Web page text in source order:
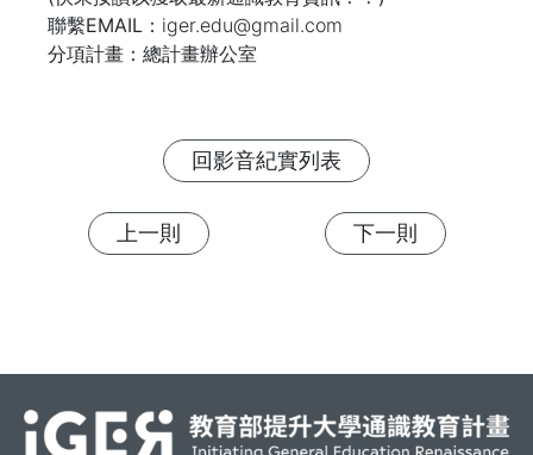
聯繫EMAIL： iger.edu@gmail.com
分項計畫：總計畫辦公室
回影音紀實列表
上一則 下一則